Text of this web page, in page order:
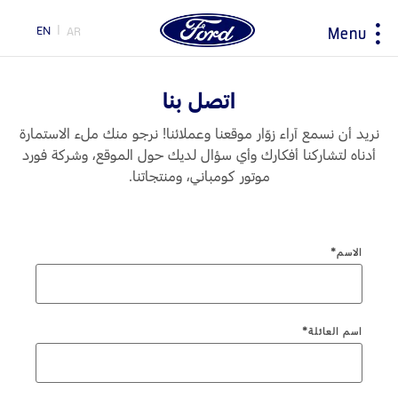
Menu
AR
EN
اختيار
اختر
ابحاث
تحميل المواصفات
اكتشف فورد SYNC
جهة تحويل فورد برو
سيارتي
إرشادات لتوفير الوقود
خدمة الصيانة
الخدمات السريعة
حول فورد
محاربات بروح وردية
اتصل بنا
نريد أن نسمع آراء زوّار موقعنا وعملائنا! نرجو منك ملء الاستمارة
أدناه لتشاركنا أفكارك وأي سؤال لديك حول الموقع، وشركة فورد
موتور كومباني، ومنتجاتنا.
الاسم*
اسم العائلة*